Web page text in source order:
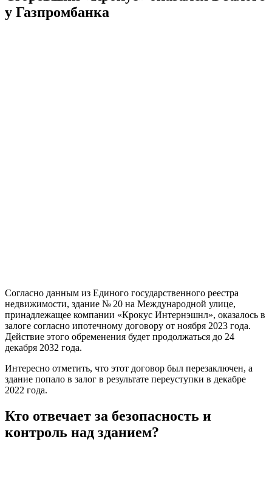
у Газпромбанка
Согласно данным из Единого государственного реестра
недвижимости, здание № 20 на Международной улице,
принадлежащее компании «Крокус Интернэшнл», оказалось в
залоге согласно ипотечному договору от ноября 2023 года.
Действие этого обременения будет продолжаться до 24
декабря 2032 года.
Интересно отметить, что этот договор был перезаключен, а
здание попало в залог в результате переуступки в декабре
2022 года.
Кто отвечает за безопасность и
контроль над зданием?